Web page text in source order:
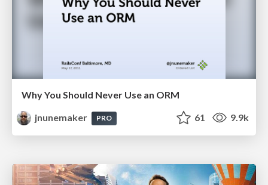
Why You Should Never Use an ORM
jnunemaker
PRO 61 9.9k